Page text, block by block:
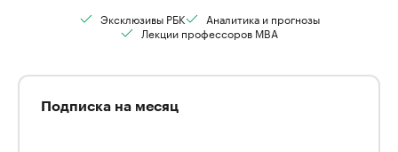
Эксклюзивы РБК
Аналитика и прогнозы
Лекции профессоров MBA
Подписка на месяц